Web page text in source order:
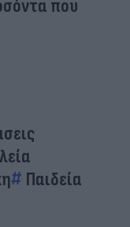
που
Παιδεία